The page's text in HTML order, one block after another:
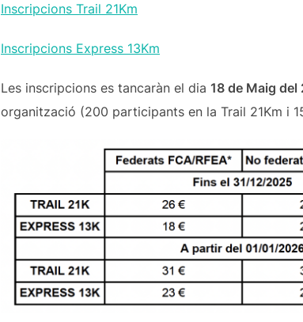
Inscripcions Trail 21Km
Inscripcions Express 13Km
Les inscripcions es tancaràn el dia 18 de Maig del
organització (200 participants en la Trail 21Km i